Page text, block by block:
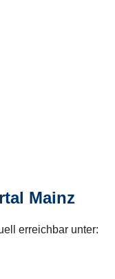
Mainz
erreichbar unter: